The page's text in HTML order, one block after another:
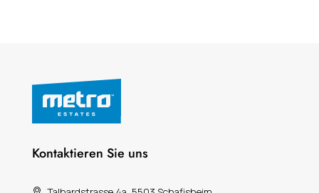
Kontaktieren Sie uns